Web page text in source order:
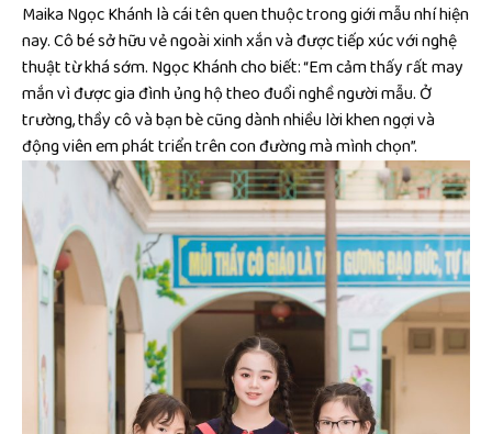
Maika Ngọc Khánh là cái tên quen thuộc trong giới mẫu nhí hiện
nay. Cô bé sở hữu vẻ ngoài xinh xắn và được tiếp xúc với nghệ
thuật từ khá sớm. Ngọc Khánh cho biết: “Em cảm thấy rất may
mắn vì được gia đình ủng hộ theo đuổi nghề người mẫu. Ở
trường, thầy cô và bạn bè cũng dành nhiều lời khen ngợi và
động viên em phát triển trên con đường mà mình chọn”.